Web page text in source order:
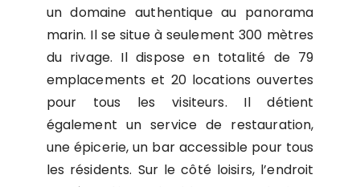
un domaine authentique au panorama
marin. Il se situe à seulement 300 mètres
du rivage. Il dispose en totalité de 79
emplacements et 20 locations ouvertes
pour tous les visiteurs. Il détient
également un service de restauration,
une épicerie, un bar accessible pour tous
les résidents. Sur le côté loisirs, l’endroit